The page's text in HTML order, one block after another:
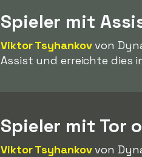
Spieler mit
Viktor Tsyhankovvon
Assist und erreichte dies
Spieler mit Tor
Viktor Tsyhankovvon